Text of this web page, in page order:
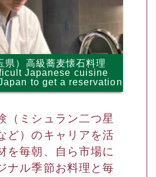
県）高級蕎麦懐石料理
Japanese cuisine
to get a reservation
（ミシュラン二つ星
ど）のキャリアを活
を毎朝、自ら市場に
ナル季節お料理と毎